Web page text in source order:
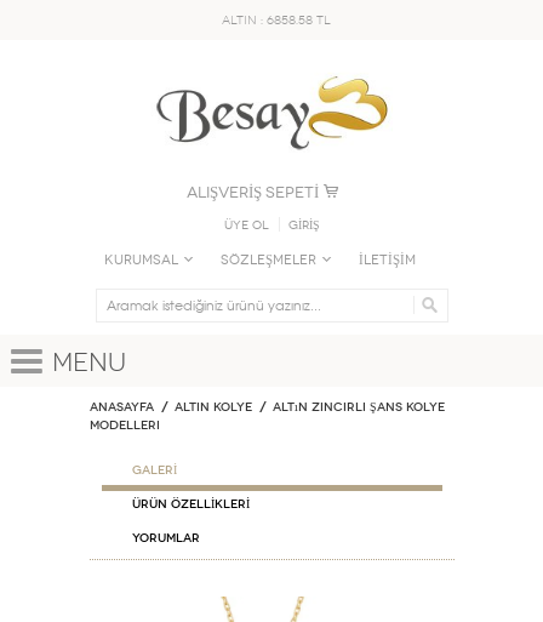
ALTIN : 6858.58 TL
ALIŞVERİŞ SEPETİ
Üye Ol GİRİŞ
KURUMSAL SÖZLEŞMELER İLETİŞİM
Menu
Anasayfa ALTIN KOLYE
Altın Zincirli Şans Kolye
Modelleri
GALERİ
ÜRÜN ÖZELLİKLERİ
Yorumlar